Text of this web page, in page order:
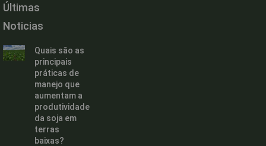
Últimas
Noticias
Quais são as
principais
práticas de
manejo que
aumentam a
produtividade
da soja em
terras
baixas?